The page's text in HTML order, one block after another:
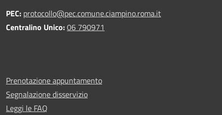
PEC: protocollo@pec.comune.ciampino.roma.it
Centralino Unico:06 790971
Prenotazione appuntamento
Segnalazione disservizio
Leggi le FAQ